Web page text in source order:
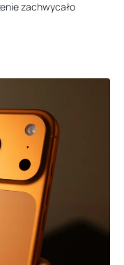
zachwycało